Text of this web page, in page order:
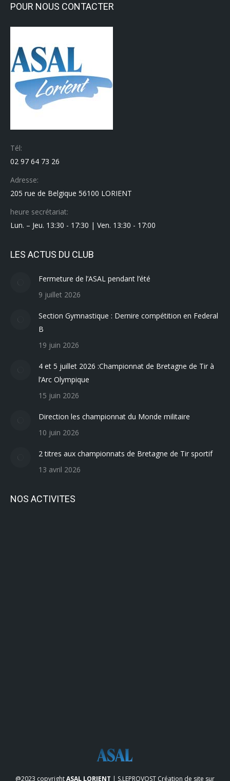
POUR NOUS CONTACTER
Tél:
02 97 64 73 26
Adresse:
205 rue de Belgique 56100 LORIENT
heure secrétariat:
Lun. – Jeu. 13:30 - 17:30 | Ven. 13:30 - 17:00
LES ACTUS DU CLUB
Fermeture de l’ASAL pendant l’été
9 juillet 2026
Section Gymnastique : Dernire compétition en Federal
B
19 juin 2026
4 et 5 juillet 2026 :Championnat de Bretagne de Tir à
l’Arc Olympique
15 juin 2026
Direction les championnat du Monde militaire
10 juin 2026
2 titres aux championnats de Bretagne de Tir sportif
13 avril 2026
NOS ACTIVITES
@2023 copyrightASAL LORIENT | S.LEPROVOST Création de site sur